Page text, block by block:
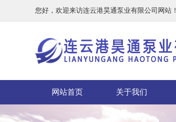
您好，欢迎来访连云港昊通泵业有限公司网站！
网站首页 关于我们